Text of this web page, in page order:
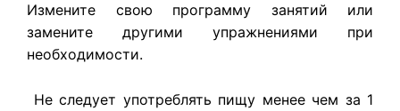
Измените свою программу занятий или
замените другими упражнениями при
необходимости.
Не следует употреблять пищу менее чем за 1